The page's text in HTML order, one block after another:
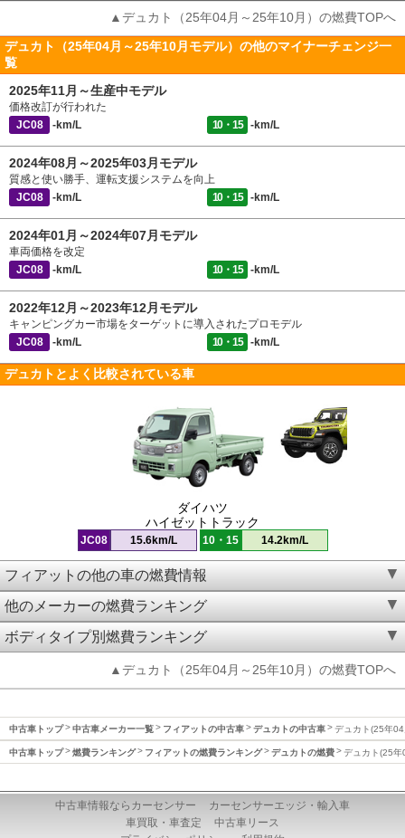
▲デュカト（25年04月～25年10月）の燃費TOPへ
デュカト（25年04月～25年10月モデル）の他のマイナーチェンジ一
覧
2025年11月～生産中モデル
価格改訂が行われた
JC08
-km/L 10・15 -km/L
2024年08月～2025年03月モデル
質感と使い勝手、運転支援システムを向上
JC08
-km/L 10・15 -km/L
2024年01月～2024年07月モデル
車両価格を改定
JC08
-km/L 10・15 -km/L
2022年12月～2023年12月モデル
キャンピングカー市場をターゲットに導入されたプロモデル
JC08
-km/L 10・15 -km/L
デュカトとよく比較されている車
ダイハツ
ハイゼットトラック
JC08 15.6km/L 10・15 14.2km/L
フィアットの他の車の燃費情報
他のメーカーの燃費ランキング
ボディタイプ別燃費ランキング
▲デュカト（25年04月～25年10月）の燃費TOPへ
中古車トップ 中古車メーカー一覧 フィアットの中古車 デュカトの中古車 デュカト(25年
中古車トップ 燃費ランキング フィアットの燃費ランキング デュカトの燃費 デュカト(25
中古車情報ならカーセンサー
カーセンサーエッジ・輸入車
車買取・車査定
中古車リース